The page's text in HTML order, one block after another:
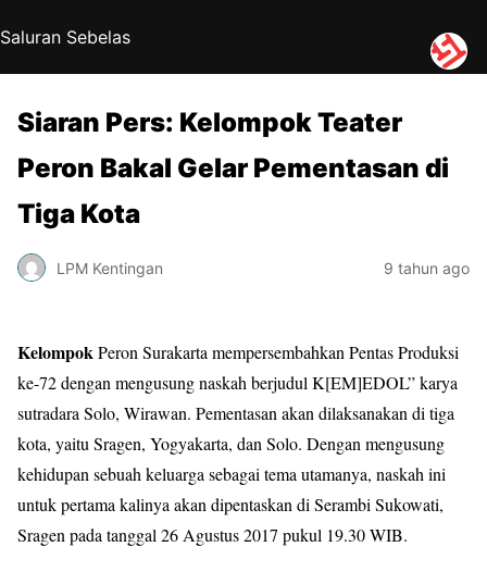
Saluran Sebelas
Siaran Pers: Kelompok Teater
Peron Bakal Gelar Pementasan di
Tiga Kota
LPM Kentingan 9 tahun ago
KelompokPeron Surakarta mempersembahkan Pentas Produksi
ke-72 dengan mengusung naskah berjudul K[EM]EDOL” karya
sutradara Solo, Wirawan. Pementasan akan dilaksanakan di tiga
kota, yaitu Sragen, Yogyakarta, dan Solo. Dengan mengusung
kehidupan sebuah keluarga sebagai tema utamanya, naskah ini
untuk pertama kalinya akan dipentaskan di Serambi Sukowati,
Sragen pada tanggal 26 Agustus 2017 pukul 19.30 WIB.